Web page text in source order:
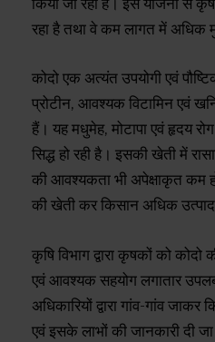
रहा है तथा वे कम लागत में अधिक
कोदो एक अत्यंत उपयोगी एवं
प्रोटीन, आवश्यक विटामिन एवं
हैं। यह मधुमेह, मोटापा एवं हृदय
सिद्ध हो रही है। इसकी खेती में
की आवश्यकता भी अपेक्षाकृत कम
की खेती कर किसान अधिक
कृषि विभाग द्वारा कृषकों को
एवं आवश्यक सहयोग लगातार
अधिकारियों द्वारा गांव-गांव जाकर
एवं इसके लाभों की जानकारी दी